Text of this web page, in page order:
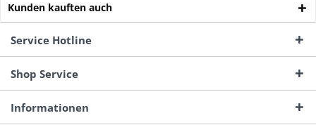
Kunden kauften auch
Service Hotline
Shop Service
Informationen